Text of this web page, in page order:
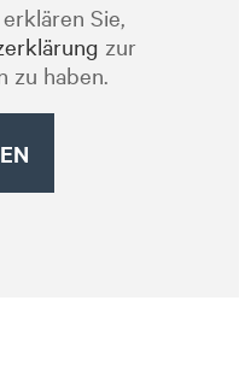
Sie,
zur
zu haben.